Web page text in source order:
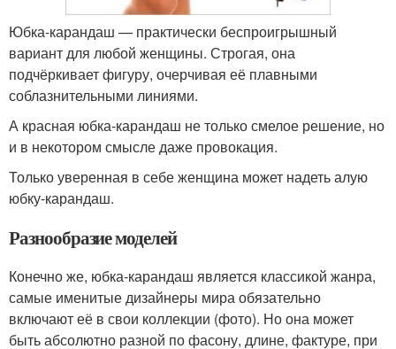
Юбка-карандаш — практически беспроигрышный
вариант для любой женщины. Строгая, она
подчёркивает фигуру, очерчивая её плавными
соблазнительными линиями.
А красная юбка-карандаш не только смелое решение, но
и в некотором смысле даже провокация.
Только уверенная в себе женщина может надеть алую
юбку-карандаш.
Разнообразие моделей
Конечно же, юбка-карандаш является классикой жанра,
самые именитые дизайнеры мира обязательно
включают её в свои коллекции (фото). Но она может
быть абсолютно разной по фасону, длине, фактуре, при